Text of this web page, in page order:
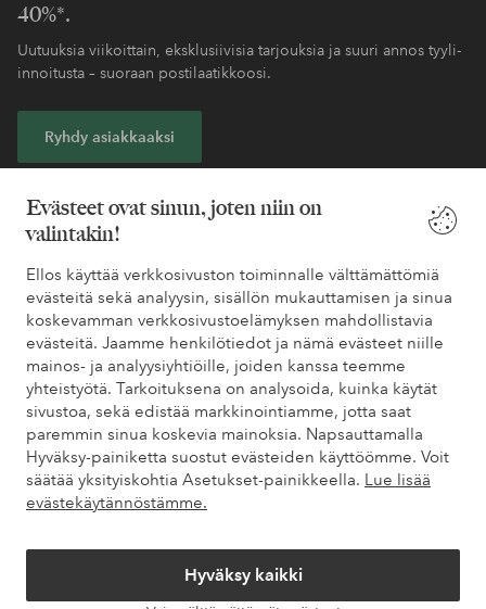
Evästeet ovat sinun, joten niin on
valintakin!
Ellos käyttää verkkosivuston toiminnalle välttämättömiä
evästeitä sekä analyysin, sisällön mukauttamisen ja sinua
koskevamman verkkosivustoelämyksen mahdollistavia
evästeitä. Jaamme henkilötiedot ja nämä evästeet niille
mainos- ja analyysiyhtiöille, joiden kanssa teemme
yhteistyötä. Tarkoituksena on analysoida, kuinka käytät
sivustoa, sekä edistää markkinointiamme, jotta saat
paremmin sinua koskevia mainoksia. Napsauttamalla
Hyväksy-painiketta suostut evästeiden käyttöömme. Voit
säätää yksityiskohtia Asetukset-painikkeella. Lue lisää
evästekäytännöstämme.
Hyväksy kaikki
40%*.
Uutuuksia viikoittain, eksklusiivisia tarjouksia ja suuri annos tyyli-
innoitusta – suoraan postilaatikkoosi.
Ryhdy asiakkaaksi
Tarvitsetko apua?
Löydät vastaukset useimmin kysyttyihin kysymyksiin usein
kysytyistä kysymyksistä. Löydät myös tietoa siitä, miten voit ottaa
meihin yhteyttä.
Asiakaspalvelu Tilaukset Maksutavat
Omat sivut
Tietoa Elloksesta